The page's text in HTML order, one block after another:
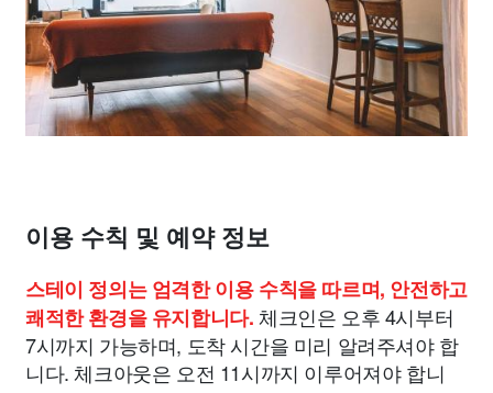
이용 수칙 및 예약 정보
스테이 정의는 엄격한 이용 수칙을 따르며, 안전하고
쾌적한 환경을 유지합니다. 체크인은 오후 4시부터
7시까지 가능하며, 도착 시간을 미리 알려주셔야 합
니다. 체크아웃은 오전 11시까지 이루어져야 합니